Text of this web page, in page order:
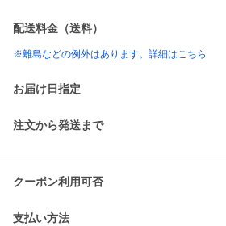
配送料金（送料）
※離島などの例外はあります。詳細はこちら
お届け日指定
注文から発送まで
クーポン利用可否
支払い方法